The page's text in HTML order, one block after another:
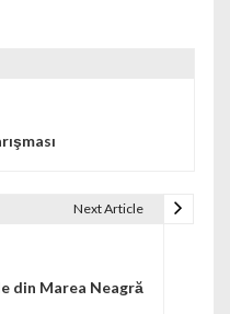
Next Article
din Marea Neagră